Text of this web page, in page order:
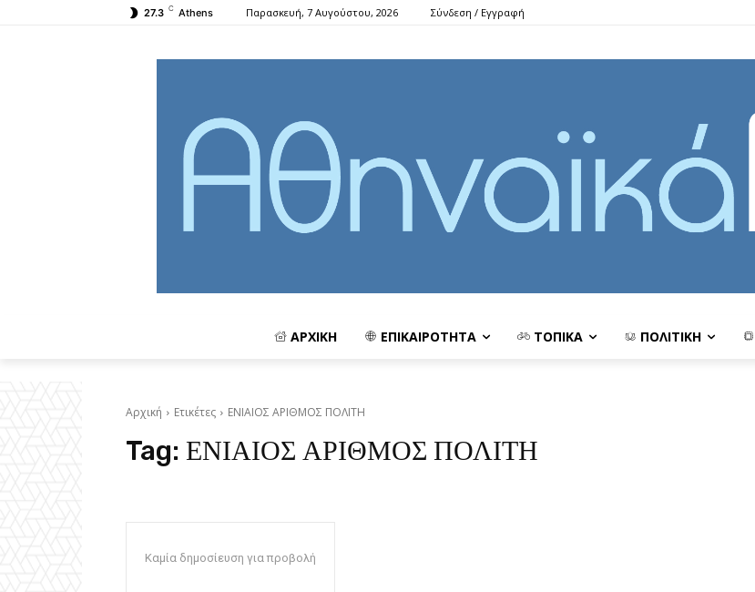
27.3 C Athens Παρασκευή, 7 Αυγούστου, 2026 Σύνδεση / Εγγραφή
ΑΡΧΙΚΗ ΕΠΙΚΑΙΡΟΤΗΤΑ ΤΟΠΙΚΑ ΠΟΛΙΤΙΚΗ
Αρχική Ετικέτες ΕΝΙΑΙΟΣ ΑΡΙΘΜΟΣ ΠΟΛΙΤΗ
Tag: ΕΝΙΑΙΟΣ ΑΡΙΘΜΟΣ ΠΟΛΙΤΗ
Καμία δημοσίευση για προβολή